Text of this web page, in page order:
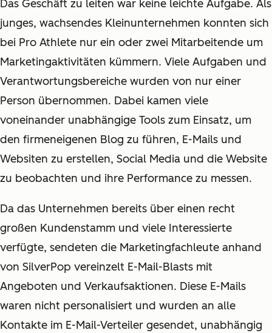
Das Geschäft zu leiten war keine leichte Aufgabe. Als
junges, wachsendes Kleinunternehmen konnten sich
bei Pro Athlete nur ein oder zwei Mitarbeitende um
Marketingaktivitäten kümmern. Viele Aufgaben und
Verantwortungsbereiche wurden von nur einer
Person übernommen. Dabei kamen viele
voneinander unabhängige Tools zum Einsatz, um
den firmeneigenen Blog zu führen, E-Mails und
Websiten zu erstellen, Social Media und die Website
zu beobachten und ihre Performance zu messen.
Da das Unternehmen bereits über einen recht
großen Kundenstamm und viele Interessierte
verfügte, sendeten die Marketingfachleute anhand
von SilverPop vereinzelt E-Mail-Blasts mit
Angeboten und Verkaufsaktionen. Diese E-Mails
waren nicht personalisiert und wurden an alle
Kontakte im E-Mail-Verteiler gesendet, unabhängig